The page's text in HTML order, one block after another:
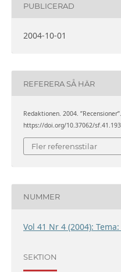
PUBLICERAD
2004-10-01
REFERERA SÅ HÄR
Redaktionen. 2004. ”Recensioner”.
https://doi.org/10.37062/
Fler referensstilar
NUMMER
Vol 41 Nr 4 (2004):
SEKTION